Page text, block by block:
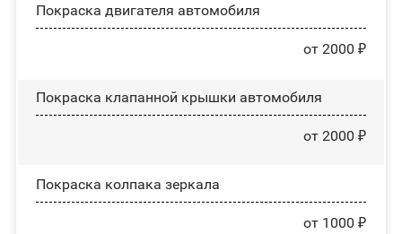
Покраска двигателя автомобиля
от 2000 ₽
Покраска клапанной крышки автомобиля
от 2000 ₽
Покраска колпака зеркала
от 1000 ₽